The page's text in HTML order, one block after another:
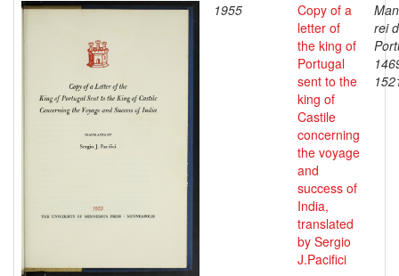
1955
Copy of a
letter of
the king of
Portugal
sent to the
king of
Castile
concerning
the voyage
and
success of
India,
translated
by Sergio
J.Pacifici
rei